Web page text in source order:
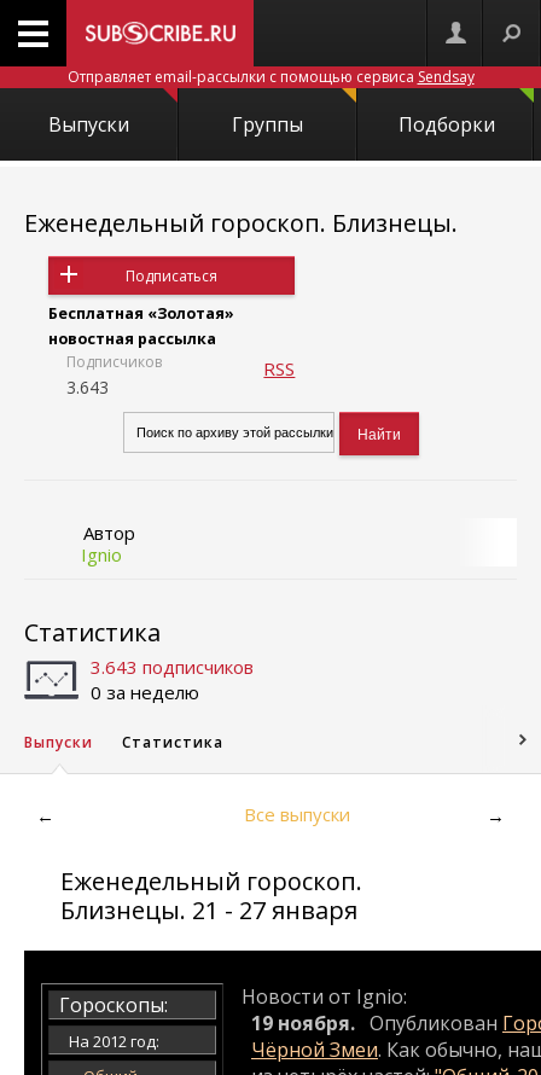
Отправляет email-рассылки с помощью сервиса Sendsay
Выпуски Группы Подборки
Еженедельный гороскоп. Близнецы.
Подписаться
Бесплатная «Золотая»
новостная рассылка
Подписчиков
3.643
RSS
Автор
Ignio
Статистика
3.643 подписчиков
0 за неделю
Выпуски Статистика
← Все выпуски →
Еженедельный гороскоп.
Близнецы. 21 - 27 января
Гороскопы:
На 2012 год:
Новости от Ignio:
19 ноября. Опубликован
Чёрной Змеи. Как обычно,